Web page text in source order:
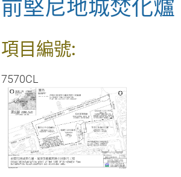
土力工程處刊物
雜項
如何獲得本署的刊物
前堅尼地城焚化
項目編號:
7570CL